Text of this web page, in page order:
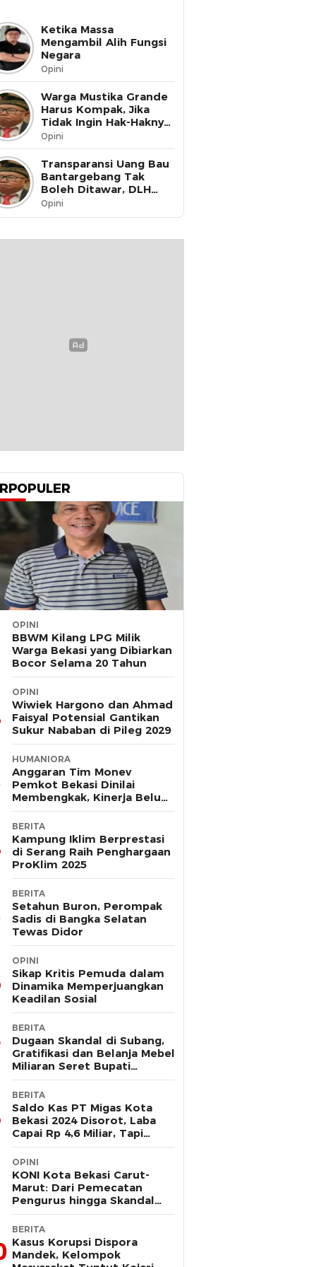
Ketika Massa
Mengambil Alih Fungsi
Negara
Opini
Warga Mustika Grande
Harus Kompak, Jika
Tidak Ingin Hak-Haknya
Dinikmati oleh Pihak
Lain
Opini
Transparansi Uang Bau
Bantargebang Tak
Boleh Ditawar, DLH
Kota Bekasi Harus Buka
Data ke Publik
Opini
OPINI
BBWM Kilang LPG Milik
Warga Bekasi yang Dibiarkan
Bocor Selama 20 Tahun
OPINI
Wiwiek Hargono dan Ahmad
Faisyal Potensial Gantikan
Sukur Nababan di Pileg 2029
HUMANIORA
Anggaran Tim Monev
Pemkot Bekasi Dinilai
Membengkak, Kinerja Belum
Terbukti Efektif
BERITA
Kampung Iklim Berprestasi
di Serang Raih Penghargaan
ProKlim 2025
BERITA
Setahun Buron, Perompak
Sadis di Bangka Selatan
Tewas Didor
OPINI
Sikap Kritis Pemuda dalam
Dinamika Memperjuangkan
Keadilan Sosial
BERITA
Dugaan Skandal di Subang,
Gratifikasi dan Belanja Mebel
Miliaran Seret Bupati
Reynaldi
BERITA
Saldo Kas PT Migas Kota
Bekasi 2024 Disorot, Laba
Capai Rp 4,6 Miliar, Tapi
Hanya Tersisa Rp 13 Juta
OPINI
KONI Kota Bekasi Carut-
Marut: Dari Pemecatan
Pengurus hingga Skandal
Dana Hibah
BERITA
Kasus Korupsi Dispora
Mandek, Kelompok